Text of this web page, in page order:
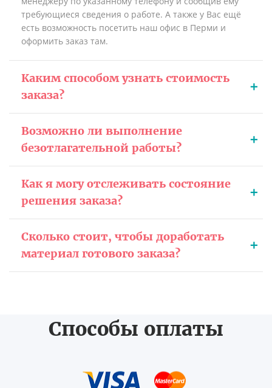
требующиеся сведения о работе. А также у Вас ещё
есть возможность посетить наш офис в Перми и
оформить заказ там.
Каким способом узнать стоимость
заказа?
Возможно ли выполнение
безотлагательной работы?
Как я могу отслеживать состояние
решения заказа?
Сколько стоит, чтобы доработать
материал готового заказа?
Способы оплаты